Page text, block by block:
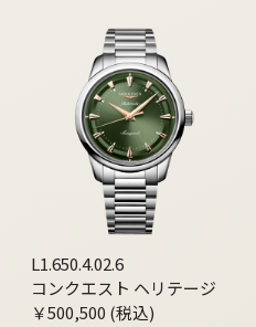
L1.650.4.02.6
コンクエスト ヘリテージ
￥500,500 (税込)